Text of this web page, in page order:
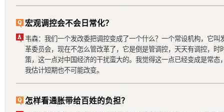
宏观调控会不会日常化？
韦森：我们一个发改委把调控变成了一个什么？一个常设机构，它叫
革委员会，现在不怎么管改革了，它是倒是管调控，天天有调控，时
策，这一点对中国经济的干扰蛮大的。我觉得这一点已经变成是常态
我估计短期也不可能改变。
怎样看通胀带给百姓的负担？